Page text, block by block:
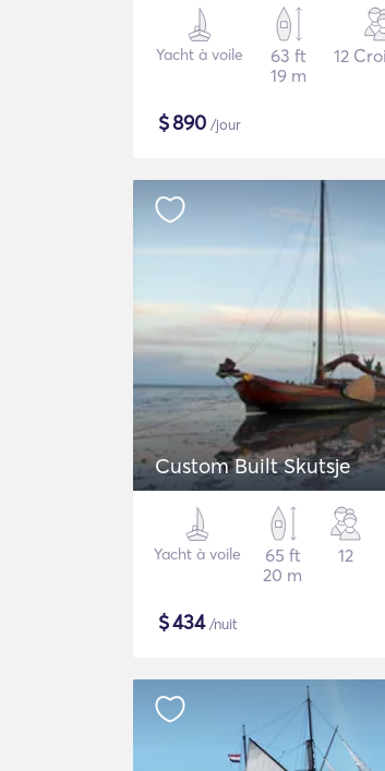
Yacht à voile
63 ft
19 m
12
$890 /jour
Custom Built Skutsje
Yacht à voile
65 ft
20 m
12
$434/nuit